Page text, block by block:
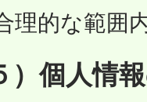
理的な範囲
個人情